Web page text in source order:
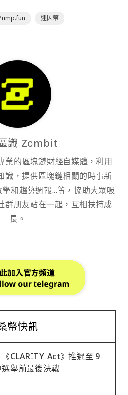
迷因幣
識 Zombit
的區塊鏈財經自媒體，利用
識，提供區塊鏈相關的時事新
和趨勢週報...等，協助大眾吸
群朋友站在一起，互相扶持成
長。
幣快訊
CLARITY Act》推遲至 9
舉前最後決戰